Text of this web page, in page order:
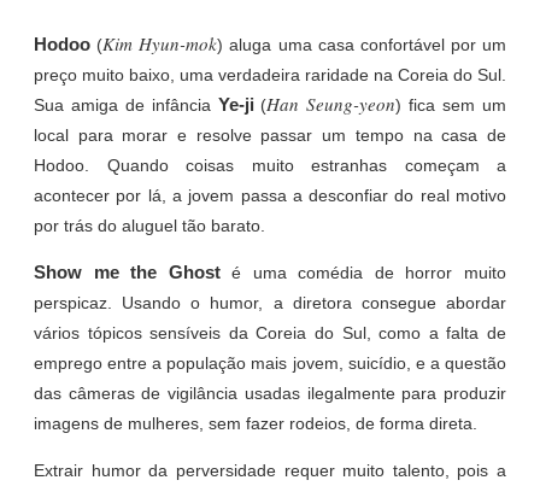
Hodoo (Kim Hyun-mok) aluga uma casa confortável por um
preço muito baixo, uma verdadeira raridade na Coreia do Sul.
Sua amiga de infância Ye-ji (Han Seung-yeon) fica sem um
local para morar e resolve passar um tempo na casa de
Hodoo. Quando coisas muito estranhas começam a
acontecer por lá, a jovem passa a desconfiar do real motivo
por trás do aluguel tão barato.
Show me the Ghosté uma comédia de horror muito
perspicaz. Usando o humor, a diretora consegue abordar
vários tópicos sensíveis da Coreia do Sul, como a falta de
emprego entre a população mais jovem, suicídio, e a questão
das câmeras de vigilância usadas ilegalmente para produzir
imagens de mulheres, sem fazer rodeios, de forma direta.
Extrair humor da perversidade requer muito talento, pois a